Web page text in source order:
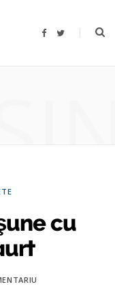
F
T
cu